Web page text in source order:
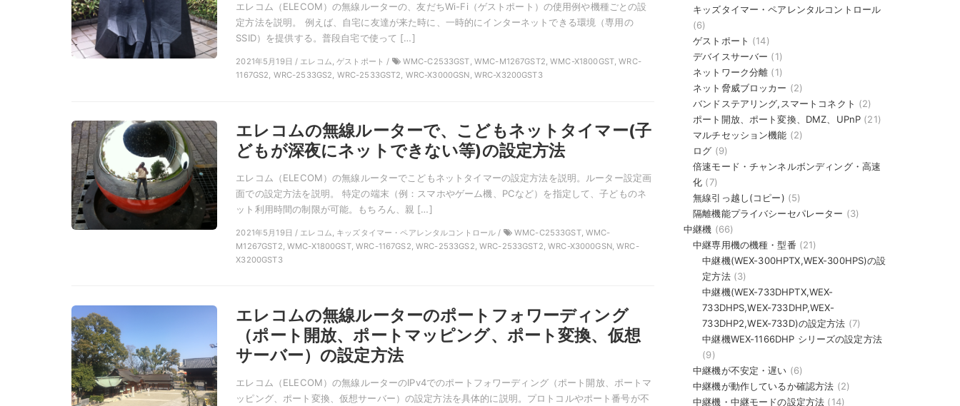
エレコム（ELECOM）の無線ルーターの、友だちWi-Fi（ゲストポート）の使用例や機種ごとの設
定方法を説明。 例えば、自宅に友達が来た時に、一時的にインターネットできる環境（専用の
SSID）を提供する。普段自宅で使って […]
2021年5月19日 / エレコム, ゲストポート /
WMC-C2533GST, WMC-M1267GST2, WMC-X1800GST, WRC-
1167GS2, WRC-2533GS2, WRC-2533GST2, WRC-X3000GSN, WRC-X3200GST3
エレコムの無線ルーターで、こどもネットタイマー(子
どもが深夜にネットできない等)の設定方法
エレコム（ELECOM）の無線ルーターでこどもネットタイマーの設定方法を説明。ルーター設定画
面での設定方法を説明。 特定の端末（例：スマホやゲーム機、PCなど）を指定して、子どものネ
ット利用時間の制限が可能。もちろん、親 […]
2021年5月19日 / エレコム, キッズタイマー・ペアレンタルコントロール /
WMC-C2533GST, WMC-
M1267GST2, WMC-X1800GST, WRC-1167GS2, WRC-2533GS2, WRC-2533GST2, WRC-X3000GSN, WRC-
X3200GST3
エレコムの無線ルーターのポートフォワーディング
（ポート開放、ポートマッピング、ポート変換、仮想
サーバー）の設定方法
エレコム（ELECOM）の無線ルーターのIPv4でのポートフォワーディング（ポート開放、ポートマ
ッピング、ポート変換、仮想サーバー）の設定方法を具体的に説明。プロトコルやポート番号が不
キッズタイマー・ペアレンタルコントロール
(6)
ゲストポート (14)
デバイスサーバー (1)
ネットワーク分離 (1)
ネット脅威ブロッカー (2)
バンドステアリング,スマートコネクト (2)
ポート開放、ポート変換、DMZ、UPnP (21)
マルチセッション機能 (2)
ログ (9)
倍速モード・チャンネルボンディング・高速
化 (7)
無線引っ越し(コピー) (5)
隔離機能プライバシーセパレーター (3)
中継機 (66)
中継専用機の機種・型番 (21)
中継機(WEX-300HPTX,WEX-300HPS)の設
定方法(3)
中継機(WEX-733DHPTX,WEX-
733DHPS,WEX-733DHP,WEX-
733DHP2,WEX-733D)の設定方法 (7)
中継機WEX-1166DHP シリーズの設定方法
(9)
中継機が不安定・遅い (6)
中継機が動作しているか確認方法 (2)
中継機・中継モードの設定方法 (14)